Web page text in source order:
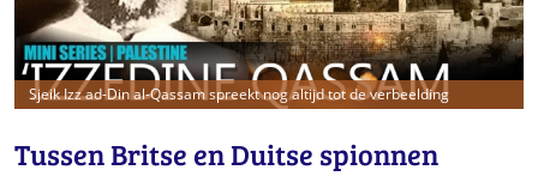
Sjeik Izz ad-Din al-Qassam spreekt nog altijd tot de verbeelding
Tussen Britse en Duitse spionnen